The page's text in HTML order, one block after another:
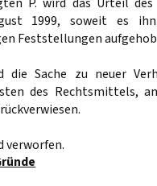
1999, soweit es
Feststellungen
Sache zu neuer
des Rechtsmittels,
verworfen.